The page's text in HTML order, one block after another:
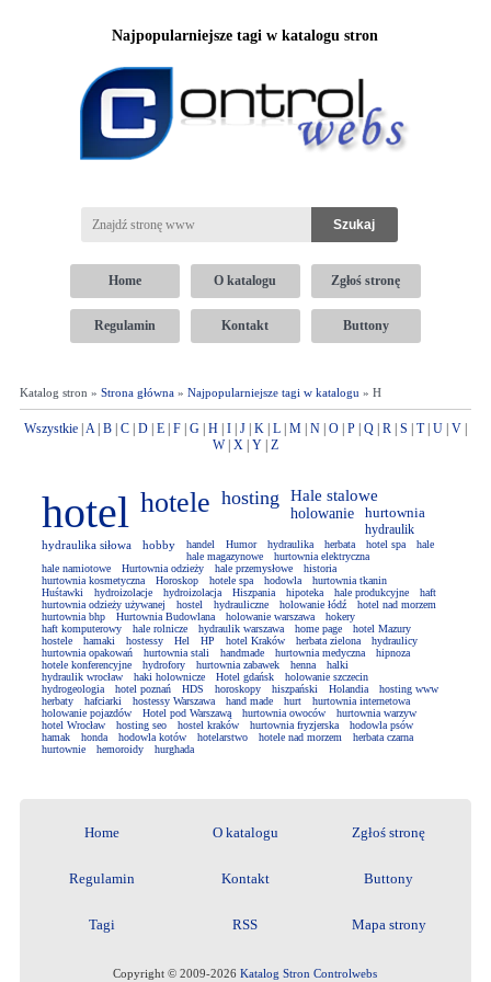
Najpopularniejsze tagi w katalogu stron
Home O katalogu Zgłoś stronę
Regulamin Kontakt Buttony
Katalog stron » Strona główna» Najpopularniejsze tagi w katalogu » H
Wszystkie| A| B| C| D| E| F| G| H| I| J| K| L| M| N| O| P| Q| R| S T| U| V|
W| X| Y| Z
hotel hotele hosting Hale stalowe
holowanie
hurtownia
hydraulik
hydraulika siłowa hobby handel Humor hydraulika herbata hotel spa
hale
hale magazynowe
hurtownia elektryczna
hale namiotowe
Hurtownia odzieży hale przemysłowe
historia
hurtownia kosmetyczna
Horoskop hotele spa hodowla
hurtownia tkanin
Huśtawki
hydroizolacje hydroizolacja Hiszpania hipoteka hale produkcyjne
haft
hurtownia odzieży używanej
hostel hydrauliczne holowanie łódź
hotel nad morzem
hurtownia bhp
Hurtownia Budowlana holowanie warszawa
hokery
haft komputerowy
hale rolnicze hydraulik warszawa home page
hotel Mazury
hostele
hamaki hostessy Hel HP hotel Kraków herbata zielona
hydraulicy
hurtownia opakowań
hurtownia stali handmade hurtownia medyczna
hipnoza
hotele konferencyjne
hydrofory hurtownia zabawek henna
halki
hydraulik wrocław
haki holownicze Hotel gdańsk
holowanie szczecin
hydrogeologia
hotel poznań HDS horoskopy hiszpański Holandia
hosting www
herbaty
hafciarki hostessy Warszawa hand made hurt
hurtownia internetowa
holowanie pojazdów
Hotel pod Warszawą hurtownia owoców
hurtownia warzyw
hotel Wrocław
hosting seo hostel kraków hurtownia fryzjerska
hodowla psów
hamak
honda hodowla kotów hotelarstwo hotele nad morzem
herbata czarna
hurtownie
hemoroidy hurghada
Home O katalogu Zgłoś stronę
Regulamin Kontakt Buttony
Tagi RSS Mapa strony
Copyright © 2009-2026Katalog Stron Controlwebs